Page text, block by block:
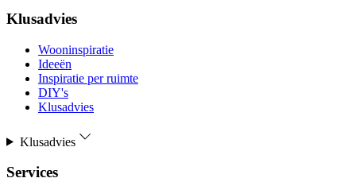
Klusadvies
Wooninspiratie
Ideeën
Inspiratie per ruimte
DIY's
Klusadvies
Klusadvies
Services